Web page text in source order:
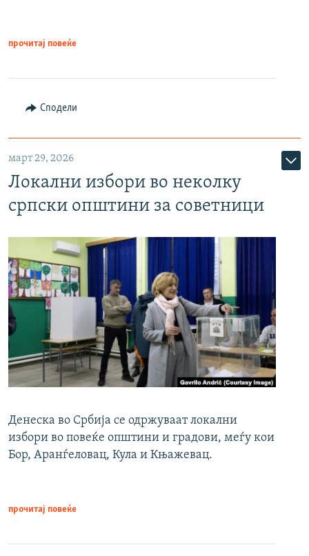
прочитај повеќе
Сподели
март 29, 2026
Локални избори во неколку
српски општини за советници
Денеска во Србија се одржуваат локални
избори во повеќе општини и градови, меѓу кои
Бор, Аранѓеловац, Кула и Књажевац.
прочитај повеќе